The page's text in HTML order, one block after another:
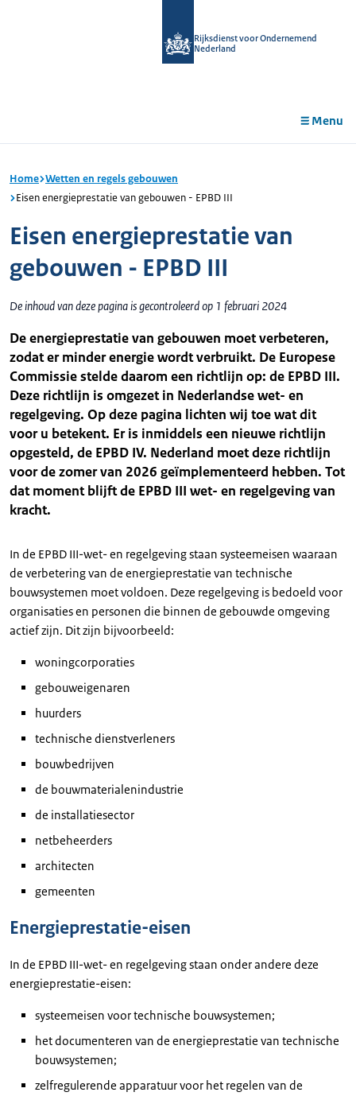
Rijksdienst voor Ondernemend
Nederland
Menu
Home Wetten en regels gebouwen
Eisen energieprestatie van gebouwen - EPBD III
Eisen energieprestatie van
gebouwen - EPBD III
De inhoud van deze pagina is gecontroleerd op 1 februari 2024
De energieprestatie van gebouwen moet verbeteren,
zodat er minder energie wordt verbruikt. De Europese
Commissie stelde daarom een richtlijn op: de EPBD III.
Deze richtlijn is omgezet in Nederlandse wet- en
regelgeving. Op deze pagina lichten wij toe wat dit
voor u betekent. Er is inmiddels een nieuwe richtlijn
opgesteld, de EPBD IV. Nederland moet deze richtlijn
voor de zomer van 2026 geïmplementeerd hebben. Tot
dat moment blijft de EPBD III wet- en regelgeving van
kracht.
In de EPBD III-wet- en regelgeving staan systeemeisen waaraan
de verbetering van de energieprestatie van technische
bouwsystemen moet voldoen. Deze regelgeving is bedoeld voor
organisaties en personen die binnen de gebouwde omgeving
actief zijn. Dit zijn bijvoorbeeld:
woningcorporaties
gebouweigenaren
huurders
technische dienstverleners
bouwbedrijven
de bouwmaterialenindustrie
de installatiesector
netbeheerders
architecten
gemeenten
Energieprestatie-eisen
In de EPBD III-wet- en regelgeving staan onder andere deze
energieprestatie-eisen:
systeemeisen voor technische bouwsystemen;
het documenteren van de energieprestatie van technische
bouwsystemen;
zelfregulerende apparatuur voor het regelen van de